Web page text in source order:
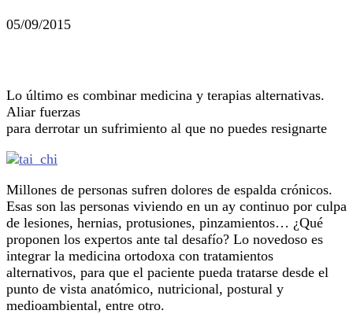
05/09/2015
Lo último es combinar medicina y terapias alternativas.
Aliar fuerzas
para derrotar un sufrimiento al que no puedes resignarte
Millones de personas sufren dolores de espalda crónicos.
Esas son las personas viviendo en un ay continuo por culpa
de lesiones, hernias, protusiones, pinzamientos… ¿Qué
proponen los expertos ante tal desafío? Lo novedoso es
integrar la medicina ortodoxa con tratamientos
alternativos, para que el paciente pueda tratarse desde el
punto de vista anatómico, nutricional, postural y
medioambiental, entre otro.